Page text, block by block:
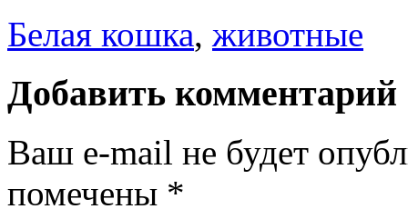
Белая кошка, животные
Добавить комментарий
Ваш e-mail не будет
помечены *